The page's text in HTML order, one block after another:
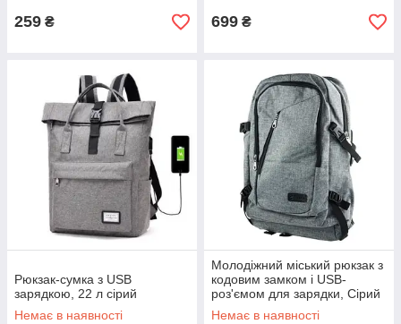
259 ₴ 699 ₴
Рюкзак-сумка з USB
зарядкою, 22 л сірий
Немає в наявності
Молодіжний міський рюкзак з
кодовим замком і USB-
роз'ємом для зарядки, Сірий
Немає в наявності